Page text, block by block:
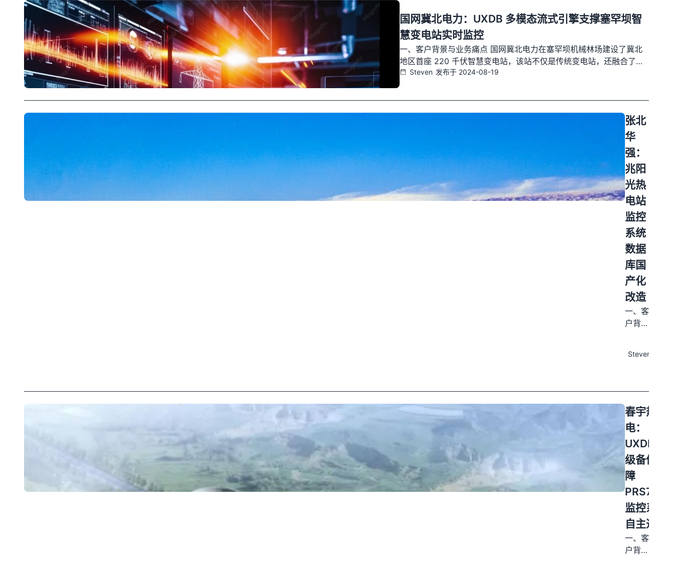
国网冀北电力：UXDB 多模态流式引擎支撑塞罕坝智
慧变电站实时监控
一、客户背景与业务痛点 国网冀北电力在塞罕坝机械林场建设了冀北
地区首座 220 千伏智慧变电站，该站不仅是传统变电站，还融合了交
直流微网、储能站、分布式光伏、充电站、数据中心、5G 基站、北斗
Steven 发布于 2024-08-19
张北
华
强：
兆阳
光热
电站
监控
系统
数据
库国
产化
改造
一、客
户背景
张北华
总装机
容量
11.5 万
千瓦，
一期投
资 7
亿元，
采用
“光热
+储
热”技
术，同
时兼顾
Steven
春宇热
电：
UXDB 多
级备份保
障
PRS7000
监控系统
自主迁移
一、客
户背景